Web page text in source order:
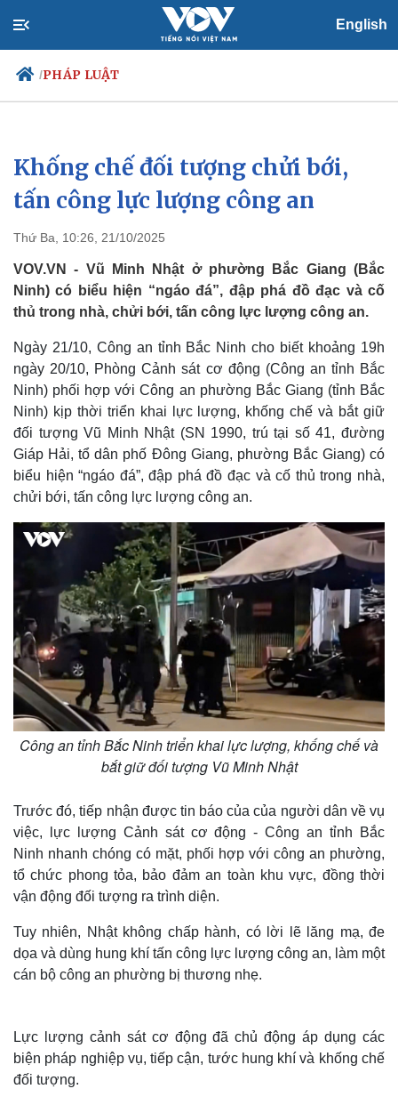
English
/PHÁP LUẬT
Chính trị
Đảng
Tổ chức nhân sự
Nhận diện sự thật
Xã hội
Tin 24h
Dự báo thời tiết
Việc làm
Biển đảo
Khống chế đối tượng chửi bới,
tấn công lực lượng công an
Thứ Ba, 10:26, 21/10/2025
VOV.VN - Vũ Minh Nhật ở phường Bắc Giang (Bắc
Ninh) có biểu hiện “ngáo đá”, đập phá đồ đạc và cố
thủ trong nhà, chửi bới, tấn công lực lượng công an.
Ngày 21/10, Công an tỉnh Bắc Ninh cho biết khoảng 19h
ngày 20/10, Phòng Cảnh sát cơ động (Công an tỉnh Bắc
Ninh) phối hợp với Công an phường Bắc Giang (tỉnh Bắc
Ninh) kịp thời triển khai lực lượng, khống chế và bắt giữ
đối tượng Vũ Minh Nhật (SN 1990, trú tại số 41, đường
Giáp Hải, tổ dân phố Đông Giang, phường Bắc Giang) có
biểu hiện “ngáo đá”, đập phá đồ đạc và cố thủ trong nhà,
chửi bới, tấn công lực lượng công an.
Công an tỉnh Bắc Ninh triển khai lực lượng, khống chế và
bắt giữ đối tượng Vũ Minh Nhật
Trước đó, tiếp nhận được tin báo của của người dân về vụ
việc, lực lượng Cảnh sát cơ động - Công an tỉnh Bắc
Ninh nhanh chóng có mặt, phối hợp với công an phường,
tổ chức phong tỏa, bảo đảm an toàn khu vực, đồng thời
vận động đối tượng ra trình diện.
Tuy nhiên, Nhật không chấp hành, có lời lẽ lăng mạ, đe
dọa và dùng hung khí tấn công lực lượng công an, làm một
cán bộ công an phường bị thương nhẹ.
Lực lượng cảnh sát cơ động đã chủ động áp dụng các
biện pháp nghiệp vụ, tiếp cận, tước hung khí và khống chế
đối tượng.